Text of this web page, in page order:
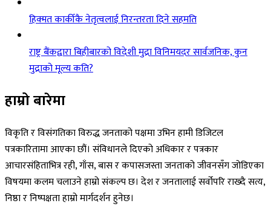
हिक्मत कार्कीकै नेतृत्वलाई निरन्तरता दिने सहमति
राष्ट्र बैंकद्वारा बिहीबारको विदेशी मुद्रा विनिमयदर सार्वजनिक, कुन
मुद्राको मूल्य कति?
हाम्रो बारेमा
विकृति र विसंगतिका विरुद्ध जनताको पक्षमा उभिन हामी डिजिटल
पत्रकारितामा आएका छौं। संविधानले दिएको अधिकार र पत्रकार
आचारसंहिताभित्र रही, गाँस, बास र कपासजस्ता जनताको जीवनसँग जोडिएका
विषयमा कलम चलाउने हाम्रो संकल्प छ। देश र जनतालाई सर्वोपरि राख्दै सत्य,
निष्ठा र निष्पक्षता हाम्रो मार्गदर्शन हुनेछ।